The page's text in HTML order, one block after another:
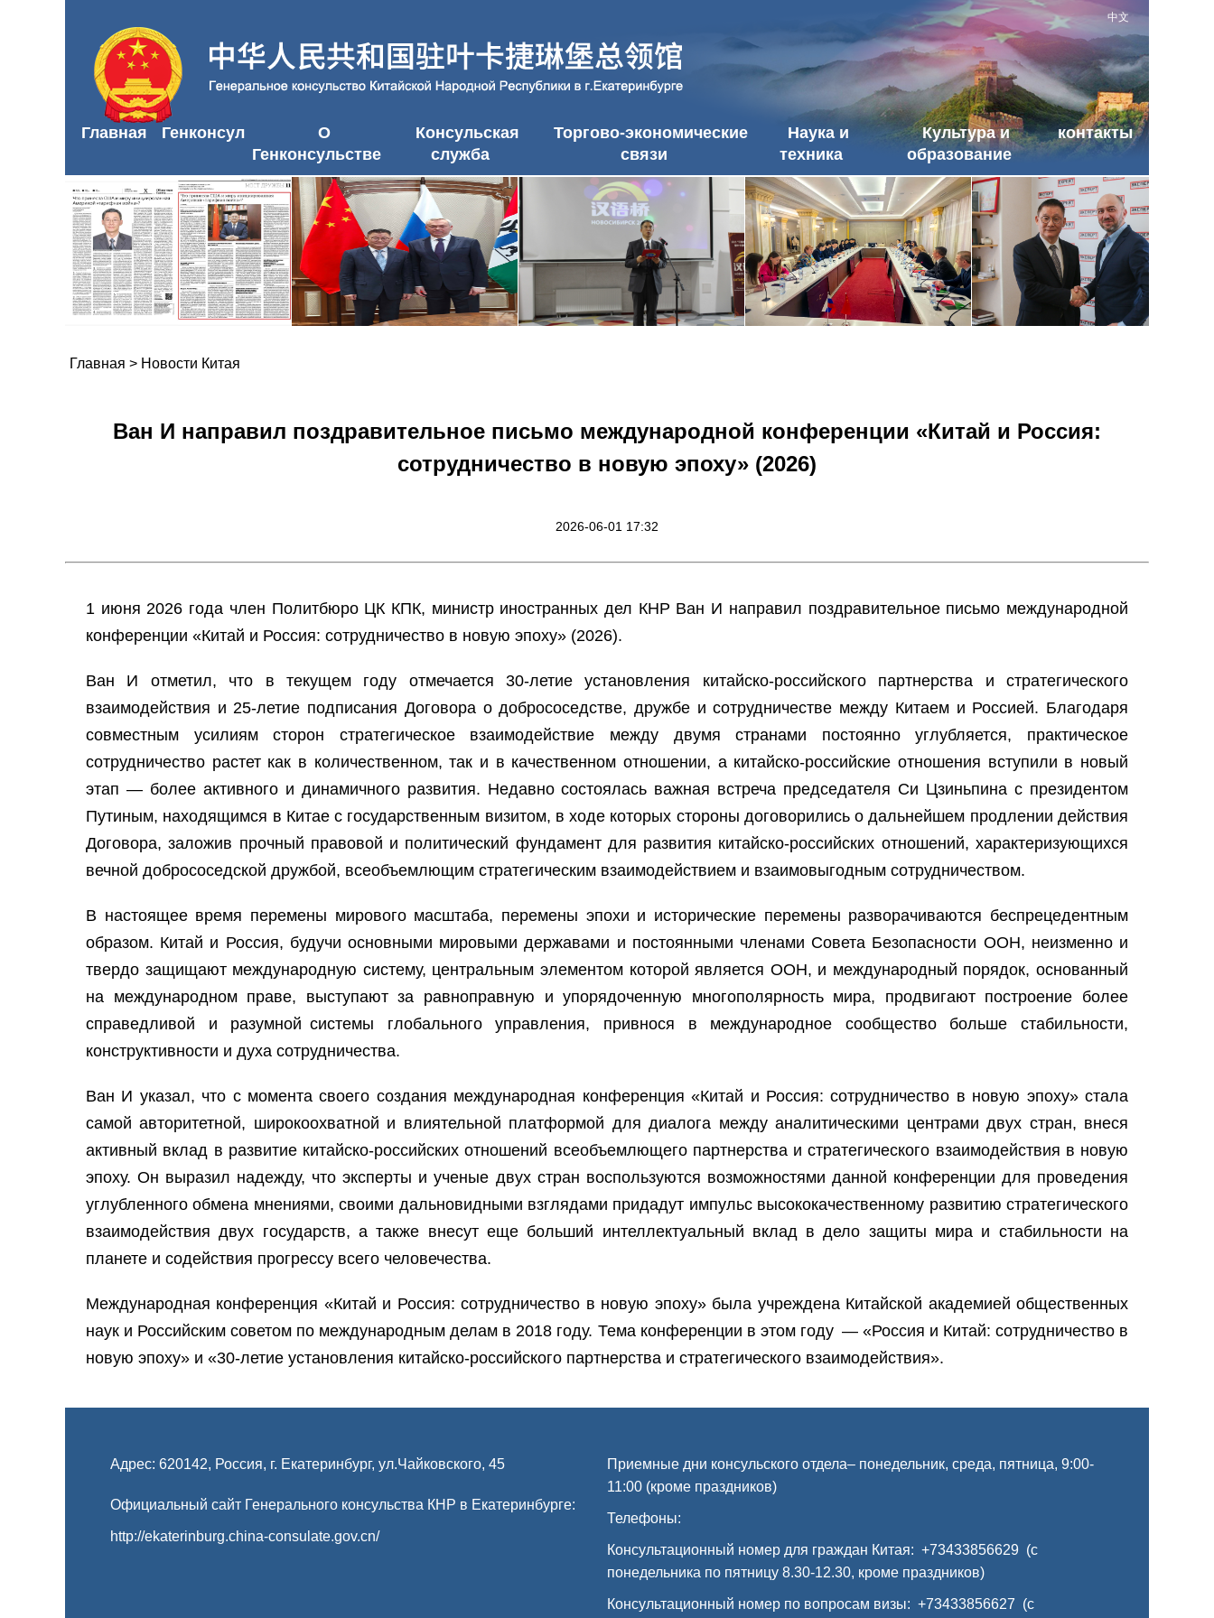
中文
Главная Генконсул
О
Генконсульстве
Консульская
служба
Торгово-экономические
связи
Наука и
техника
Культура и
образование
контакты
Главная > Новости Китая
Ван И направил поздравительное письмо международной конференции «Китай и Россия:
сотрудничество в новую эпоху» (2026)
2026-06-01 17:32
1 июня 2026 года член Политбюро ЦК КПК, министр иностранных дел КНР Ван И направил поздравительное письмо международной
конференции «Китай и Россия: сотрудничество в новую эпоху» (2026).
Ван И отметил, что в текущем году отмечается 30-летие установления китайско-российского партнерства и стратегического
взаимодействия и 25-летие подписания Договора о добрососедстве, дружбе и сотрудничестве между Китаем и Россией. Благодаря
совместным усилиям сторон стратегическое взаимодействие между двумя странами постоянно углубляется, практическое
сотрудничество растет как в количественном, так и в качественном отношении, а китайско-российские отношения вступили в новый
этап — более активного и динамичного развития. Недавно состоялась важная встреча председателя Си Цзиньпина с президентом
Путиным, находящимся в Китае с государственным визитом, в ходе которых стороны договорились о дальнейшем продлении действия
Договора, заложив прочный правовой и политический фундамент для развития китайско-российских отношений, характеризующихся
вечной добрососедской дружбой, всеобъемлющим стратегическим взаимодействием и взаимовыгодным сотрудничеством.
В настоящее время перемены мирового масштаба, перемены эпохи и исторические перемены разворачиваются беспрецедентным
образом. Китай и Россия, будучи основными мировыми державами и постоянными членами Совета Безопасности ООН, неизменно и
твердо защищают международную систему, центральным элементом которой является ООН, и международный порядок, основанный
на международном праве, выступают за равноправную и упорядоченную многополярность мира, продвигают построение более
справедливой и разумной системы глобального управления, привнося в международное сообщество больше стабильности,
конструктивности и духа сотрудничества.
Ван И указал, что с момента своего создания международная конференция «Китай и Россия: сотрудничество в новую эпоху» стала
самой авторитетной, широкоохватной и влиятельной платформой для диалога между аналитическими центрами двух стран, внеся
активный вклад в развитие китайско-российских отношений всеобъемлющего партнерства и стратегического взаимодействия в новую
эпоху. Он выразил надежду, что эксперты и ученые двух стран воспользуются возможностями данной конференции для проведения
углубленного обмена мнениями, своими дальновидными взглядами придадут импульс высококачественному развитию стратегического
взаимодействия двух государств, а также внесут еще больший интеллектуальный вклад в дело защиты мира и стабильности на
планете и содействия прогрессу всего человечества.
Международная конференция «Китай и Россия: сотрудничество в новую эпоху» была учреждена Китайской академией общественных
наук и Российским советом по международным делам в 2018 году. Тема конференции в этом году — «Россия и Китай: сотрудничество в
новую эпоху» и «30-летие установления китайско-российского партнерства и стратегического взаимодействия».
Адрес: 620142, Россия, г. Екатеринбург, ул.Чайковского, 45
Официальный сайт Генерального консульства КНР в Екатеринбурге:
http://ekaterinburg.china-consulate.gov.cn/
Приемные дни консульского отдела– понедельник, среда, пятница, 9:00-
11:00 (кроме праздников)
Телефоны:
Консультационный номер для граждан Китая: +73433856629 (с
понедельника по пятницу 8.30-12.30, кроме праздников)
Консультационный номер по вопросам визы: +73433856627 (с